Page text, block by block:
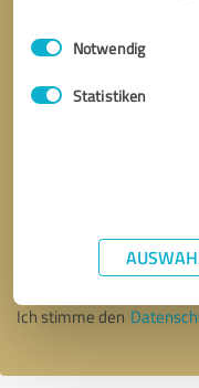
Impressum
Einwilligungsauswahl
Notwendig
Statistiken
Ich stimme den